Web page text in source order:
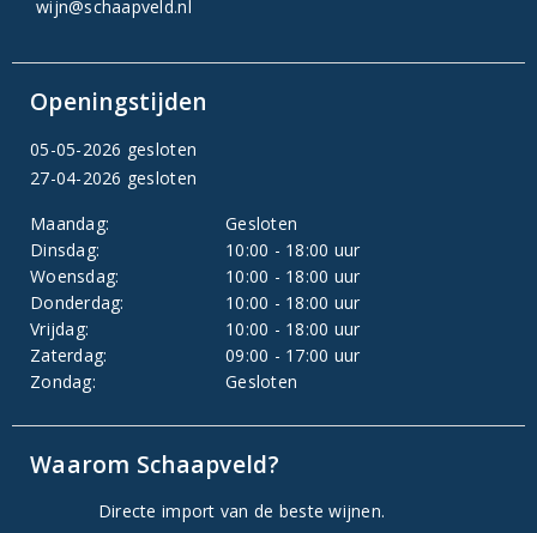
wijn@schaapveld.nl
Openingstijden
05-05-2026 gesloten
27-04-2026 gesloten
Maandag:
Gesloten
Dinsdag:
10:00 - 18:00 uur
Woensdag:
10:00 - 18:00 uur
Donderdag:
10:00 - 18:00 uur
Vrijdag:
10:00 - 18:00 uur
Zaterdag:
09:00 - 17:00 uur
Zondag:
Gesloten
Waarom Schaapveld?
Directe import van de beste wijnen.